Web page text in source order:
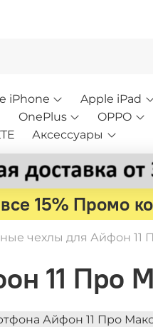
iPhone Apple iPad
OnePlus OPPO
Аксессуары
15% Промо
чехлы для Айфон 11
11 Про
Айфон 11 Про